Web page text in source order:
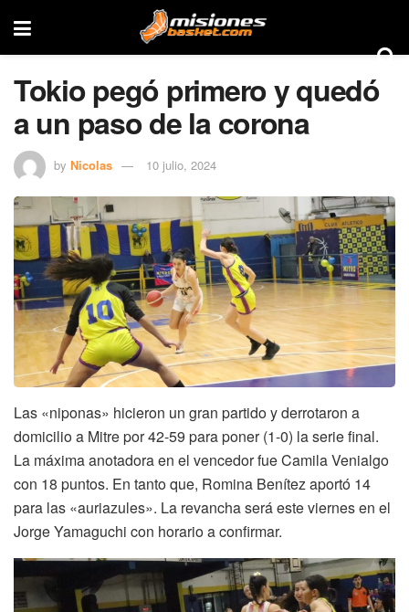
Tokio pegó primero y quedó
a un paso de la corona
by Nicolas 10 julio, 2024
Las «niponas» hicieron un gran partido y derrotaron a
domicilio a Mitre por 42-59 para poner (1-0) la serie final.
La máxima anotadora en el vencedor fue Camila Venialgo
con 18 puntos. En tanto que, Romina Benítez aportó 14
para las «auriazules». La revancha será este viernes en el
Jorge Yamaguchi con horario a confirmar.